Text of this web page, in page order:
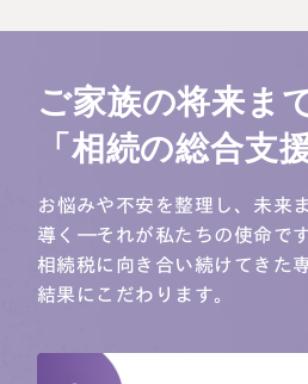
ご家族の将来ま
「相続の総合支援
お悩みや不安を整理し、未来
導く―それが私たちの使命です
相続税に向き合い続けてきた
結果にこだわります。